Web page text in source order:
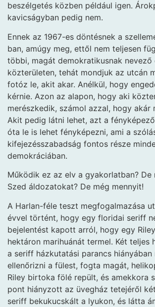
beszélgetés közben például igen.
kavicságyban pedig nem.
Ennek az 1967-es döntésnek a
ban, amúgy meg, ettől nem teljesen
többi, magát demokratikusnak nevező
közterületen, tehát mondjuk az utcán
fotóz le, akit akar. Anélkül, hogy
kérnie. Azon az alapon, hogy aki
merészkedik, számol azzal, hogy akár
Akit pedig látni lehet, azt a
óta le is lehet fényképezni, ami a
kifejezésszabadság fontos része
demokráciában.
Működik ez az elv a gyakorlatban? De
Szed áldozatokat? De még mennyit!
A Harlan-féle teszt megfogalmazása
évvel történt, hogy egy floridai seriff
bejelentést kapott arról, hogy egy
hektáron marihuánát termel. Két teljes
a seriff házkutatási parancs hiányában
ellenőrizni a fülest, fogta magát,
Riley birtoka fölé repült, és amekkora
pont hiányzott az üvegház tetejéről
seriff bekukucskált a lyukon, és látta